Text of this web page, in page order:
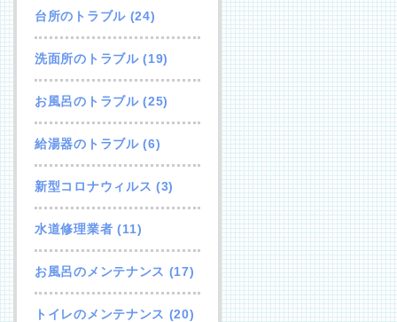
台所のトラブル(24)
洗面所のトラブル(19)
お風呂のトラブル(25)
給湯器のトラブル(6)
新型コロナウィルス (3)
水道修理業者 (11)
お風呂のメンテナンス (17)
トイレのメンテナンス (20)